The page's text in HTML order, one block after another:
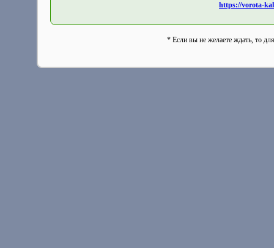
https://vorota-
* Если вы не желаете ждать, то